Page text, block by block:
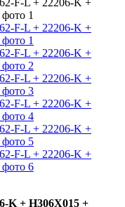
K + H306X015 +